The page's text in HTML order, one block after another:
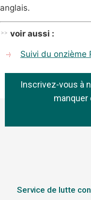
anglais.
voir aussi :
Suivi du onzième
Inscrivez-vous à
manquer
Service de lutte